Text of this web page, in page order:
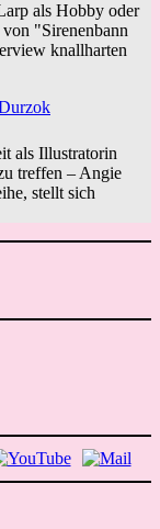
als Hobby oder
"Sirenenbann
knallharten
als Illustratorin
treffen – Angie
stellt sich